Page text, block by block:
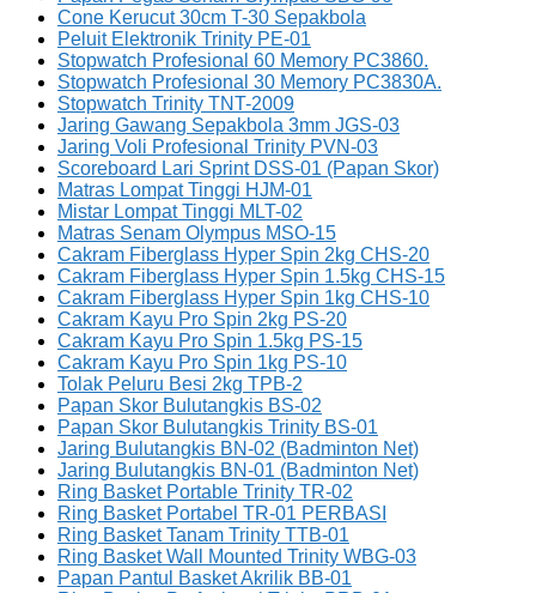
Cone Kerucut 30cm T-30 Sepakbola
Peluit Elektronik Trinity PE-01
Stopwatch Profesional 60 Memory PC3860.
Stopwatch Profesional 30 Memory PC3830A.
Stopwatch Trinity TNT-2009
Jaring Gawang Sepakbola 3mm JGS-03
Jaring Voli Profesional Trinity PVN-03
Scoreboard Lari Sprint DSS-01 (Papan Skor)
Matras Lompat Tinggi HJM-01
Mistar Lompat Tinggi MLT-02
Matras Senam Olympus MSO-15
Cakram Fiberglass Hyper Spin 2kg CHS-20
Cakram Fiberglass Hyper Spin 1.5kg CHS-15
Cakram Fiberglass Hyper Spin 1kg CHS-10
Cakram Kayu Pro Spin 2kg PS-20
Cakram Kayu Pro Spin 1.5kg PS-15
Cakram Kayu Pro Spin 1kg PS-10
Tolak Peluru Besi 2kg TPB-2
Papan Skor Bulutangkis BS-02
Papan Skor Bulutangkis Trinity BS-01
Jaring Bulutangkis BN-02 (Badminton Net)
Jaring Bulutangkis BN-01 (Badminton Net)
Ring Basket Portable Trinity TR-02
Ring Basket Portabel TR-01 PERBASI
Ring Basket Tanam Trinity TTB-01
Ring Basket Wall Mounted Trinity WBG-03
Papan Pantul Basket Akrilik BB-01